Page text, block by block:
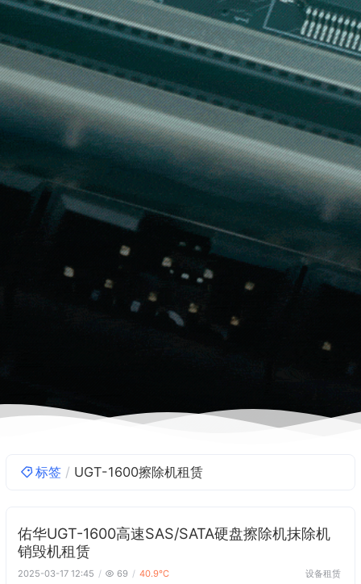
标签 UGT-1600擦除机租赁
佑华UGT-1600高速SAS/SATA硬盘擦除机抹除机
销毁机租赁
2025-03-17 12:45 69 40.9℃ 设备租赁